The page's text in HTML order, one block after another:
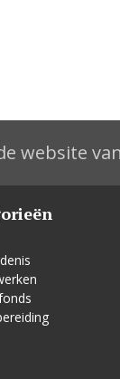
website van